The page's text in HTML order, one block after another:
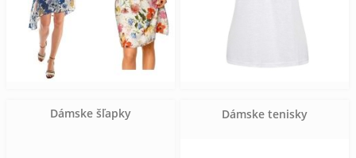
Dámske šľapky Dámske tenisky